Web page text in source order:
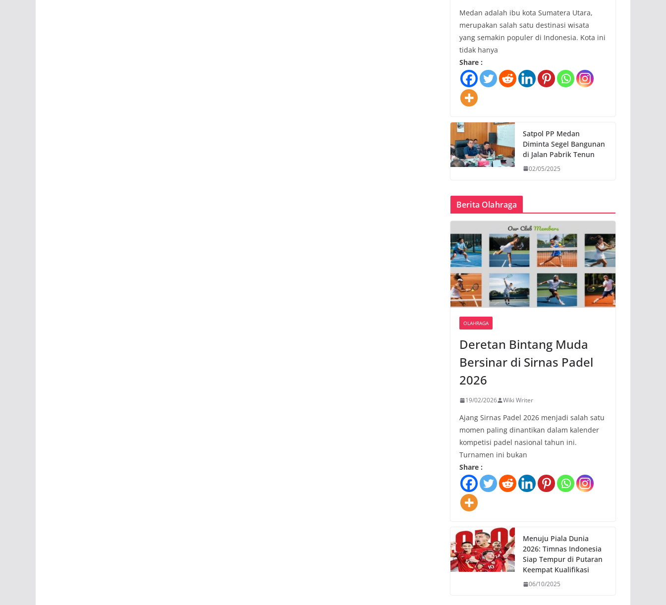
Medan adalah ibu kota Sumatera Utara,
merupakan salah satu destinasi wisata
yang semakin populer di Indonesia. Kota ini
tidak hanya
Share :
Satpol PP Medan
Diminta Segel Bangunan
di Jalan Pabrik Tenun
02/05/2025
Berita Olahraga
OLAHRAGA
Deretan Bintang Muda
Bersinar di Sirnas Padel
2026
19/02/2026 Wiki Writer
Ajang Sirnas Padel 2026 menjadi salah satu
momen paling dinantikan dalam kalender
kompetisi padel nasional tahun ini.
Turnamen ini bukan
Share :
Menuju Piala Dunia
2026: Timnas Indonesia
Siap Tempur di Putaran
Keempat Kualifikasi
06/10/2025